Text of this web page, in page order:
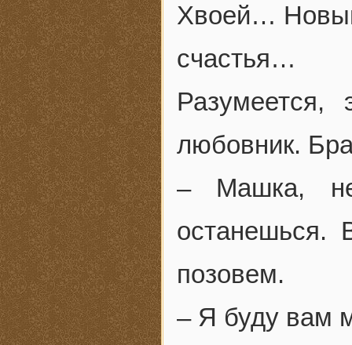
Хвоей…
счастья…
любовник.
– Машка,
останешься.
позовем.
– Я буду вам